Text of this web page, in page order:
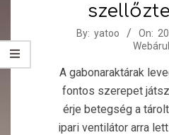
2015-
26
By: yatoo On:
A gabonaraktárak
fontos szerepet
érje betegség a
ipari ventilátor arra